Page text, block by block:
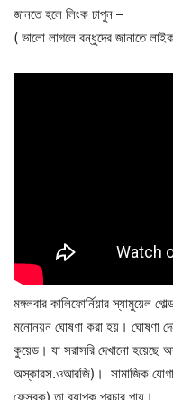
জানতে হলে লিংক চাপুন –
( ভালো লাগলে বন্ধুদের জানাতে
মঙ্গলবার কালিফোর্নিয়ার স্যামুয়েল
মনোনয়ন ঘোষণা করা হয়। ঘোষণা
কুয়েড। যা সরাসরি দেখানো হয়েছে
অস্কারস.ওআরজি)। সামাজিক
ফেসবুক) তা ব্যাপক প্রচার পায়।